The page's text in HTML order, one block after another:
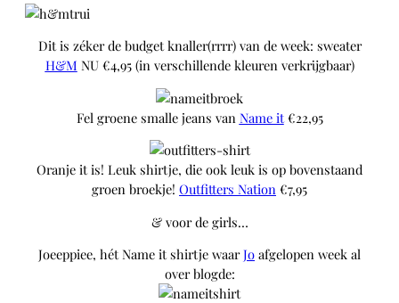
Dit is zéker de budget knaller(rrrr) van de week: sweater
H&M NU €4,95 (in verschillende kleuren verkrijgbaar)
Fel groene smalle jeans van Name it€22,95
Oranje it is! Leuk shirtje, die ook leuk is op bovenstaand
groen broekje! Outfitters Nation €7,95
& voor de girls…
Joeeppiee, hét Name it shirtje waarJo afgelopen week al
over blogde: